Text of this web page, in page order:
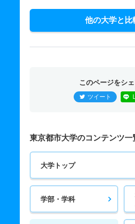
他の大学と比
このページをシ
ツイート
東京都市大学のコンテンツ一
大学トップ
学部・学科